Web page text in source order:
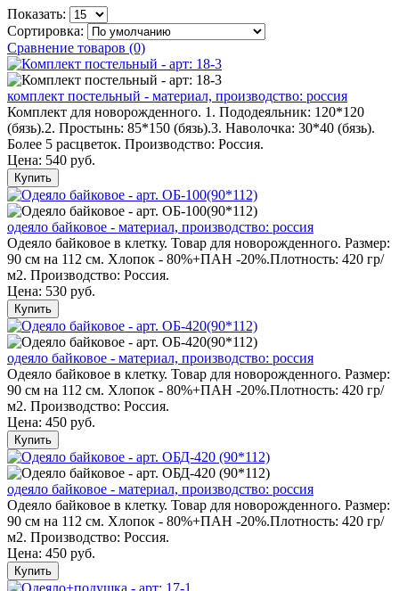
Показать:
Сортировка:
Сравнение товаров (0)
комплект постельный - материал, производство: россия
Комплект для новорожденного. 1. Пододеяльник: 120*120
(бязь).2. Простынь: 85*150 (бязь).3. Наволочка: 30*40 (бязь).
Более 5 расцветок. Производство: Россия.
Цена: 540 руб.
Купить
одеяло байковое - материал, производство: россия
Одеяло байковое в клетку. Товар для новорожденного. Размер:
90 см на 112 см. Хлопок - 80%+ПАН -20%.Плотность: 420 гр/
м2. Производство: Россия.
Цена: 530 руб.
Купить
одеяло байковое - материал, производство: россия
Одеяло байковое в клетку. Товар для новорожденного. Размер:
90 см на 112 см. Хлопок - 80%+ПАН -20%.Плотность: 420 гр/
м2. Производство: Россия.
Цена: 450 руб.
Купить
одеяло байковое - материал, производство: россия
Одеяло байковое в клетку. Товар для новорожденного. Размер:
90 см на 112 см. Хлопок - 80%+ПАН -20%.Плотность: 420 гр/
м2. Производство: Россия.
Цена: 450 руб.
Купить